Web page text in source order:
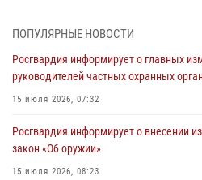
празднования Дня Крещения Руси
28 июля 2026, 08:57
Росгвардии для ивановской молодежи
27 июля 2026, 14:10
ПОПУЛЯРНЫЕ НОВОСТИ
Росгвардия информирует о главных
руководителей частных охранных
15 июля 2026, 07:32
Росгвардия информирует о внесении
закон «Об оружии»
15 июля 2026, 08:23